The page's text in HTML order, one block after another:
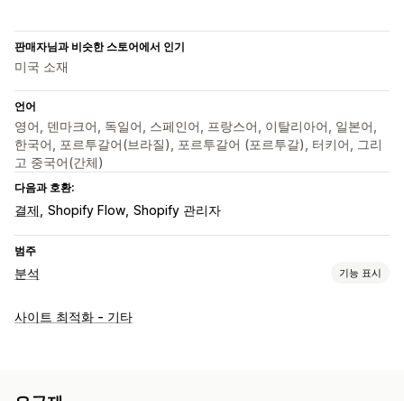
판매자님과 비슷한 스토어에서 인기
미국 소재
언어
영어, 덴마크어, 독일어, 스페인어, 프랑스어, 이탈리아어, 일본어,
한국어, 포르투갈어(브라질), 포르투갈어 (포르투갈), 터키어, 그리
고 중국어(간체)
다음과 호환:
결제 Shopify Flow Shopify 관리자
범주
분석 기능 표시
고객 행동
사이트 최적화 - 기타